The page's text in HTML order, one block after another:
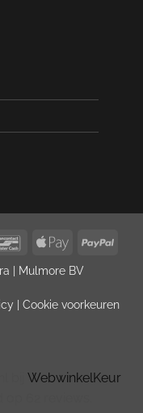
BancontactApple
| Mulmore BV
| Cookie voorkeuren
WebwinkelKeur